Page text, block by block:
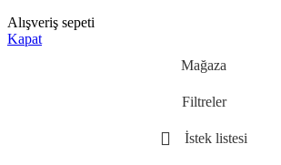
Alışveriş sepeti
Kapat
Mağaza
Filtreler
İstek listesi